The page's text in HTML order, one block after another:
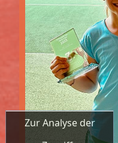
Zur Analyse der